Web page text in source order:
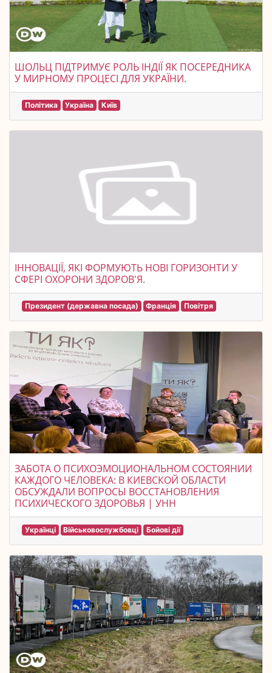
ШОЛЬЦ ПІДТРИМУЄ РОЛЬ ІНДІЇ ЯК ПОСЕРЕДНИКА
У МИРНОМУ ПРОЦЕСІ ДЛЯ УКРАЇНИ.
Політика Україна Київ
ІННОВАЦІЇ, ЯКІ ФОРМУЮТЬ НОВІ ГОРИЗОНТИ У
СФЕРІ ОХОРОНИ ЗДОРОВ'Я.
Президент (державна посада) Франція Повітря
ЗАБОТА О ПСИХОЭМОЦИОНАЛЬНОМ СОСТОЯНИИ
КАЖДОГО ЧЕЛОВЕКА: В КИЕВСКОЙ ОБЛАСТИ
ОБСУЖДАЛИ ВОПРОСЫ ВОССТАНОВЛЕНИЯ
ПСИХИЧЕСКОГО ЗДОРОВЬЯ | УНН
Українці Військовослужбовці Бойові дії